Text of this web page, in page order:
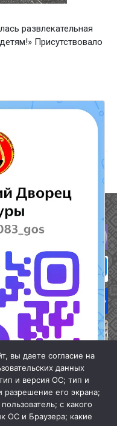
развлекательная
Присутствовало
вы даете согласие на
данных
и версия ОС; тип и
разрешение его экрана;
с какого
ОС и Браузера; какие